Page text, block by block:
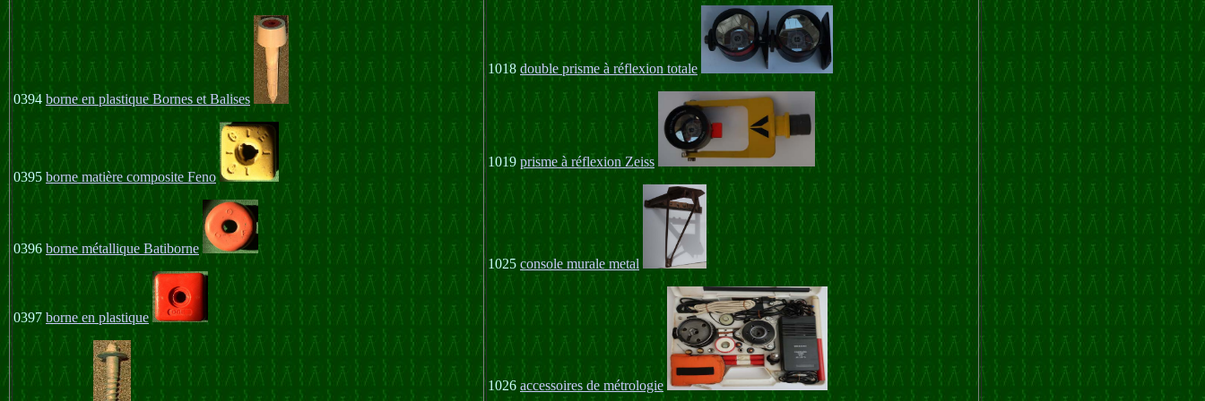
0394 borne en plastique Bornes et Balises
0395 borne matière composite Feno
0396 borne métallique Batiborne
0397 borne en plastique
1018 double prisme à réflexion totale
1019 prisme à réflexion Zeiss
1025 console murale metal
1026 accessoires de métrologie